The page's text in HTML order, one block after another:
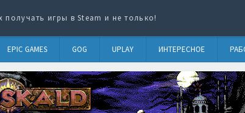
игры в Steam и не только!
EPIC GAMES GOG UPLAY ИНТЕРЕСНОЕ